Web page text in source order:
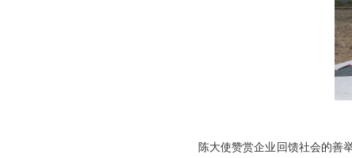
陈大使赞赏企业回馈社会的善举